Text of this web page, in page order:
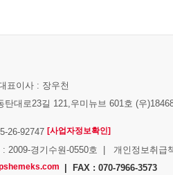
이사 : 장우천
탄대로23길 121,우미뉴브 601호 (우
26-92747 [사업자정보확인]
: 2009-경기수원-0550호 | 개인정보취급
| FAX : 070-7966-3573